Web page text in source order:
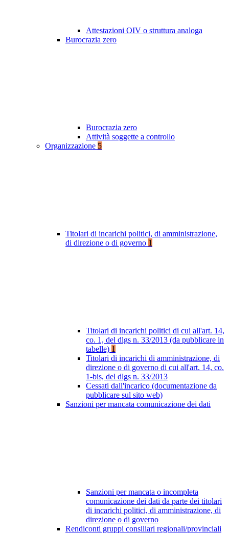
Attestazioni OIV o struttura analoga
Burocrazia zero
Burocrazia zero
Attività soggette a controllo
Organizzazione 5
Titolari di incarichi politici, di amministrazione,
di direzione o di governo 1
Titolari di incarichi politici di cui all'art. 14,
co. 1, del dlgs n. 33/2013 (da pubblicare in
tabelle) 1
Titolari di incarichi di amministrazione, di
direzione o di governo di cui all'art. 14, co.
1-bis, del dlgs n. 33/2013
Cessati dall'incarico (documentazione da
pubblicare sul sito web)
Sanzioni per mancata comunicazione dei dati
Sanzioni per mancata o incompleta
comunicazione dei dati da parte dei titolari
di incarichi politici, di amministrazione, di
direzione o di governo
Rendiconti gruppi consiliari regionali/provinciali